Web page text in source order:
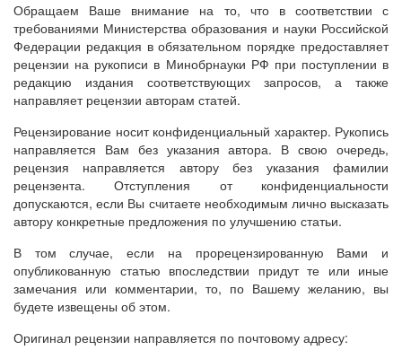
Обращаем Ваше внимание на то, что в соответствии с
требованиями Министерства образования и науки Российской
Федерации редакция в обязательном порядке предоставляет
рецензии на рукописи в Минобрнауки РФ при поступлении в
редакцию издания соответствующих запросов, а также
направляет рецензии авторам статей.
Рецензирование носит конфиденциальный характер. Рукопись
направляется Вам без указания автора. В свою очередь,
рецензия направляется автору без указания фамилии
рецензента. Отступления от конфиденциальности
допускаются, если Вы считаете необходимым лично высказать
автору конкретные предложения по улучшению статьи.
В том случае, если на прорецензированную Вами и
опубликованную статью впоследствии придут те или иные
замечания или комментарии, то, по Вашему желанию, вы
будете извещены об этом.
Оригинал рецензии направляется по почтовому адресу: